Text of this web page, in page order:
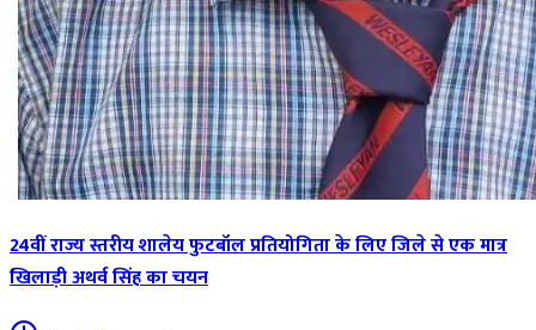
24वीं राज्य स्तरीय शालेय फुटबॉल प्रतियोगिता के लिए जिले से एक मात्र
खिलाड़ी अथर्व सिंह का चयन